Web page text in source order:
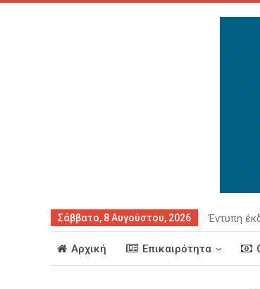
Σάββατο, 8 Αυγούστου, 2026 Έντυπη
Αρχική Επικαιρότητα